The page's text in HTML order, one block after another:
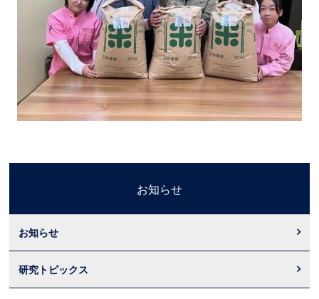
お知らせ
お知らせ
研究トピックス